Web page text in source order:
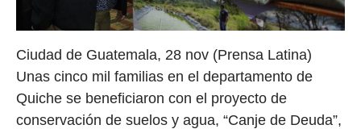
Ciudad de Guatemala, 28 nov (Prensa Latina)
Unas cinco mil familias en el departamento de
Quiche se beneficiaron con el proyecto de
conservación de suelos y agua, “Canje de Deuda”,